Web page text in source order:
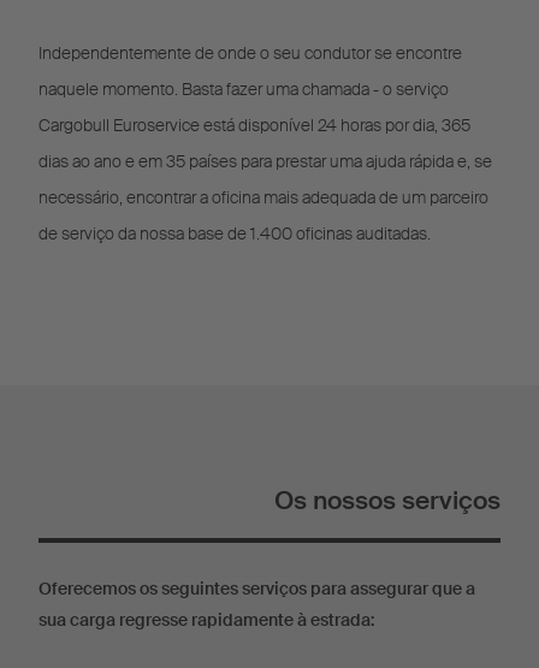
Independentemente de onde o seu condutor se encontre
naquele momento. Basta fazer uma chamada - o serviço
Cargobull Euroservice está disponível 24 horas por dia, 365
dias ao ano e em 35 países para prestar uma ajuda rápida e, se
necessário, encontrar a oficina mais adequada de um parceiro
de serviço da nossa base de 1.400 oficinas auditadas.
Os nossos serviços
Oferecemos os seguintes serviços para assegurar que a
sua carga regresse rapidamente à estrada: